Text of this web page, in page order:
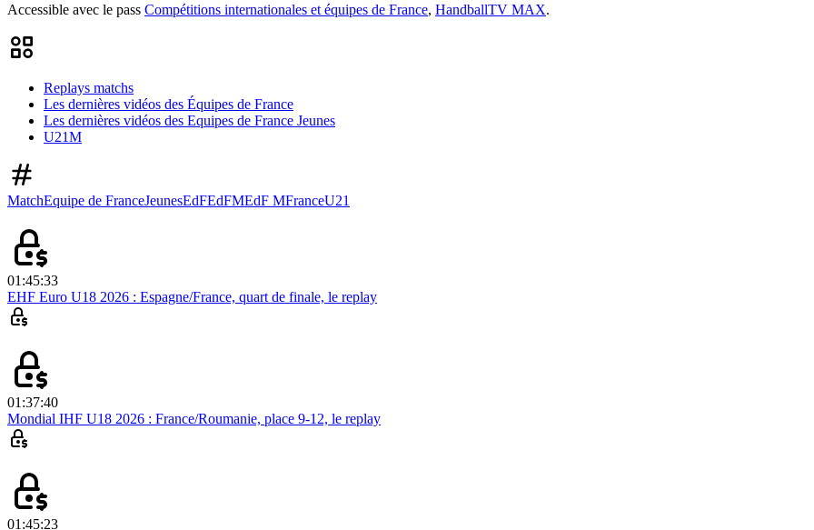
Accessible avec le pass Compétitions internationales et équipes de France, HandballTV MAX.
Replays matchs
Les dernières vidéos des Équipes de France
Les dernières vidéos des Equipes de France Jeunes
U21M
MatchEquipe de FranceJeunesEdFEdFMEdF MFranceU21
01:45:33
EHF Euro U18 2026 : Espagne/France, quart de finale, le replay
01:37:40
Mondial IHF U18 2026 : France/Roumanie, place 9-12, le replay
01:45:23